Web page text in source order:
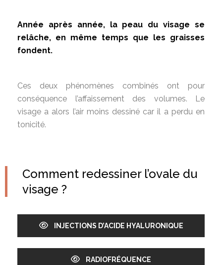
Année après année, la peau du visage se
relâche, en même temps que les graisses
fondent.
Ces deux phénomènes combinés ont pour
conséquence l’affaissement des volumes. Le
visage a alors l’air moins dessiné car il a perdu en
tonicité.
Comment redessiner l’ovale du
visage ?
INJECTIONS D’ACIDE HYALURONIQUE
RADIOFRÉQUENCE